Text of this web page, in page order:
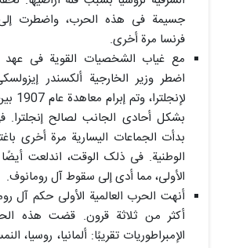
جسیمة فی هذه الحرب، واضطرت
فرنسا مرة أخرى.
مع غیاب الشخصیات القویة فی عهد
اضطر وزیر الخارجیة ألکسندر
بشکل أحادی الجانب لصالح إنجلترا.
بدأت الجماعات الیساریة مرة أخرى
الوطنیة. فی ذلک الوقت، اندلعت أیضًا
الأولى، مما أدى إلى سقوط آل رومانوف.
أنهت الحرب العالمیة الأولى حکم آل
أکثر من ثلاثة قرون. قضت هذه
الإمبراطوریات تقریبًا: ألمانیا، روسیا،